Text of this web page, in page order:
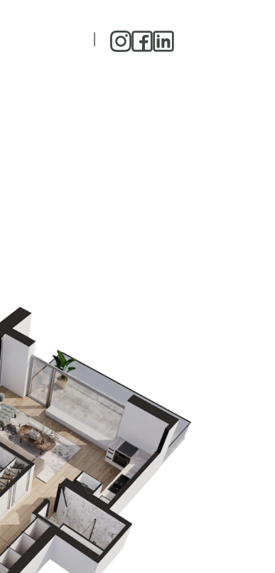
|